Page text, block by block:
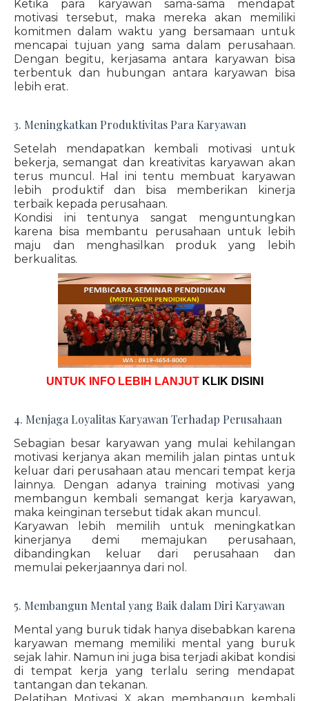
Ketika para karyawan sama-sama mendapat
motivasi tersebut, maka mereka akan memiliki
komitmen dalam waktu yang bersamaan untuk
mencapai tujuan yang sama dalam perusahaan.
Dengan begitu, kerjasama antara karyawan bisa
terbentuk dan hubungan antara karyawan bisa
lebih erat.
3. Meningkatkan Produktivitas Para Karyawan
Setelah mendapatkan kembali motivasi untuk
bekerja, semangat dan kreativitas karyawan akan
terus muncul. Hal ini tentu membuat karyawan
lebih produktif dan bisa memberikan kinerja
terbaik kepada perusahaan.
Kondisi ini tentunya sangat menguntungkan
karena bisa membantu perusahaan untuk lebih
maju dan menghasilkan produk yang lebih
berkualitas.
UNTUK INFO LEBIH LANJUT KLIK DISINI
4. Menjaga Loyalitas Karyawan Terhadap Perusahaan
Sebagian besar karyawan yang mulai kehilangan
motivasi kerjanya akan memilih jalan pintas untuk
keluar dari perusahaan atau mencari tempat kerja
lainnya. Dengan adanya training motivasi yang
membangun kembali semangat kerja karyawan,
maka keinginan tersebut tidak akan muncul.
Karyawan lebih memilih untuk meningkatkan
kinerjanya demi memajukan perusahaan,
dibandingkan keluar dari perusahaan dan
memulai pekerjaannya dari nol.
5. Membangun Mental yang Baik dalam Diri Karyawan
Mental yang buruk tidak hanya disebabkan karena
karyawan memang memiliki mental yang buruk
sejak lahir. Namun ini juga bisa terjadi akibat kondisi
di tempat kerja yang terlalu sering mendapat
tantangan dan tekanan.